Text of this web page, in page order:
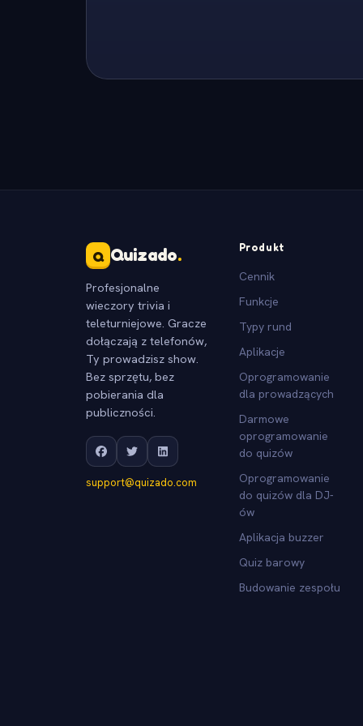
Q Quizado.
Profesjonalne
wieczory trivia i
teleturniejowe. Gracze
dołączają z telefonów,
Ty prowadzisz show.
Bez sprzętu, bez
pobierania dla
publiczności.
support@quizado.com
Produkt
Cennik
Funkcje
Typy rund
Aplikacje
Oprogramowanie
dla prowadzących
Darmowe
oprogramowanie
do quizów
Oprogramowanie
do quizów dla DJ-
ów
Aplikacja buzzer
Quiz barowy
Budowanie zespołu